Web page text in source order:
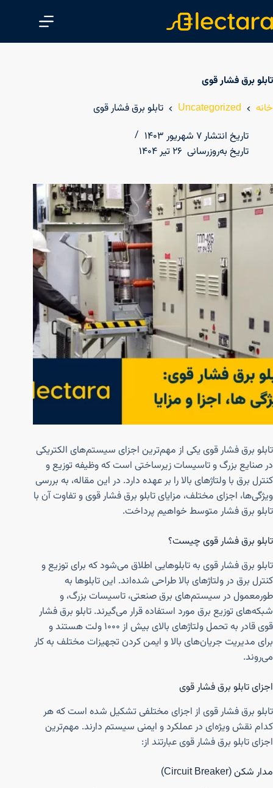
ش
تابلو برق فشار قوی
خانه
Uncategorized
تابلو برق فشار قوی
تاریخ انتشار۷ شهریور ۱۴۰۳
تاریخ به‌روزرسانی ۲۶ تیر ۱۴۰۴
تابلو برق فشار قوی یکی از مهم‌ترین اجزای سیستم‌های الکتریکی
در صنایع بزرگ و تاسیسات زیرساختی است که وظیفه توزیع و
کنترل برق با ولتاژهای بالا را بر عهده دارد. در این مقاله، به بررسی
ویژگی‌ها، اجزای مختلف، مزایای تابلو برق فشار قوی و تفاوت آن با
تابلو برق فشار متوسط خواهیم پرداخت.
تابلو برق فشار قوی چیست؟
تابلو برق فشار قوی به تابلوهایی اطلاق می‌شود که برای توزیع و
کنترل برق در ولتاژهای بالا طراحی شده‌اند. این تابلوها به
طورمعمول در سیستم‌های برق صنعتی، تاسیسات بزرگ، و
شبکه‌های توزیع برق مورد استفاده قرار می‌گیرند. تابلو برق فشار
قوی قادر به تحمل ولتاژهای بالای بیش از ۱۰۰۰ ولت هستند و
برای مدیریت جریان‌های بالا و ایمن کردن تجهیزات مختلف به کار
می‌روند.
اجزای تابلو برق فشار قوی
تابلو برق فشار قوی از اجزای مختلفی تشکیل شده است که هر
کدام نقش ویژه‌ای در عملکرد و ایمنی سیستم دارند. مهم‌ترین
اجزای تابلو برق فشار قوی عبارتند از:
مدار شکن (Circuit Breaker)